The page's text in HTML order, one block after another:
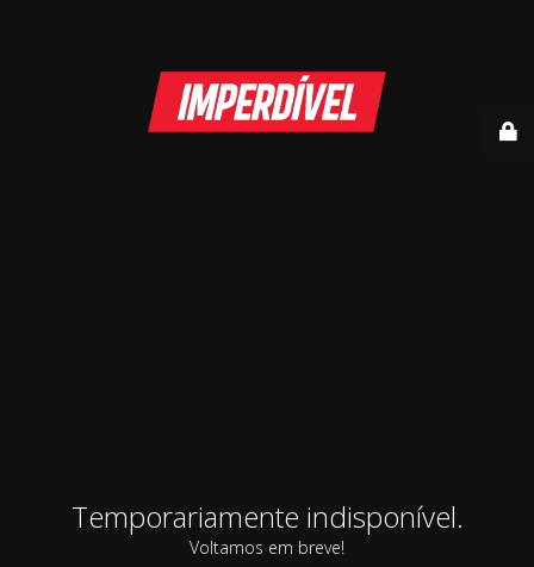
Temporariamente indisponível.
Voltamos em breve!